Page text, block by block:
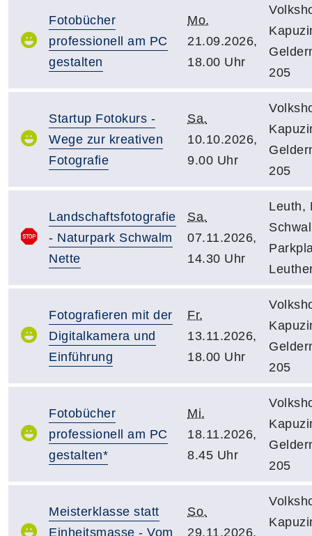
Fotobücher
professionell am PC
gestalten
Mo.
21.09.2026,
18.00 Uhr
205
Startup Fotokurs -
Wege zur kreativen
Fotografie
Sa.
10.10.2026,
9.00 Uhr
205
Landschaftsfotografie
- Naturpark Schwalm
Nette
Sa.
07.11.2026,
14.30 Uhr
Leuth,
Fotografieren mit der
Digitalkamera und
Einführung
Fr.
13.11.2026,
18.00 Uhr
205
Fotobücher
professionell am PC
gestalten*
Mi.
18.11.2026,
8.45 Uhr
205
Meisterklasse statt
Einheitsmasse - Vom
So.
29.11.2026,